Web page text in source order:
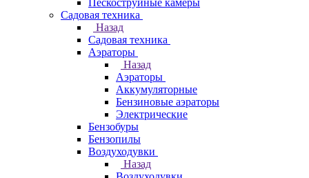
Пескоструйные камеры
Садовая техника
Назад
Садовая техника
Аэраторы
Назад
Аэраторы
Аккумуляторные
Бензиновые аэраторы
Электрические
Бензобуры
Бензопилы
Воздуходувки
Назад